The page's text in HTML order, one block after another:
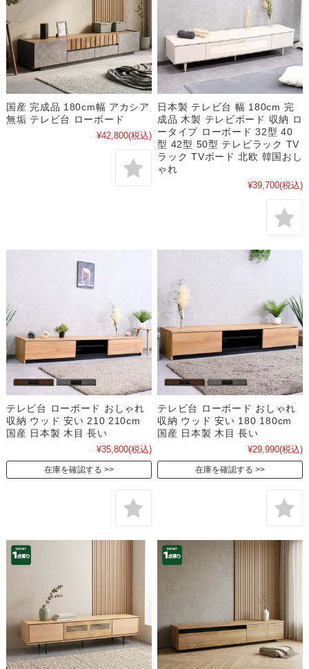
国産 完成品 180cm幅 アカシア
無垢 テレビ台 ローボード
¥42,800(税込)
日本製 テレビ台 幅 180cm 完
成品 木製 テレビボード 収納 ロ
ータイプ ローボード 32型 40
型 42型 50型 テレビラック TV
ラック TVボード 北欧 韓国おし
ゃれ
¥39,700(税込)
テレビ台 ローボード おしゃれ
収納 ウッド 安い 210 210cm
国産 日本製 木目 長い
¥35,800(税込)
在庫を確認する
テレビ台 ローボード おしゃれ
収納 ウッド 安い 180 180cm
国産 日本製 木目 長い
¥29,990(税込)
在庫を確認する